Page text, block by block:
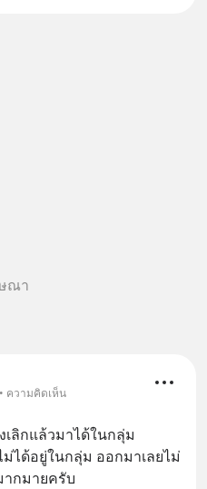
ณา
ความคิดเห็น
ลิกแล้วมาได้ในกลุ่ม
ได้อยู่ในกลุ่ม​ ออกมาเลยไม่
ากมายครับ